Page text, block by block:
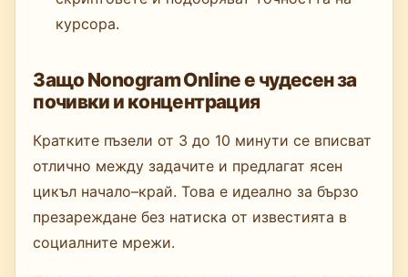
курсора.
Защо Nonogram Online е чудесен за
почивки и концентрация
Кратките пъзели от 3 до 10 минути се вписват
отлично между задачите и предлагат ясен
цикъл начало–край. Това е идеално за бързо
презареждане без натиска от известията в
социалните мрежи.